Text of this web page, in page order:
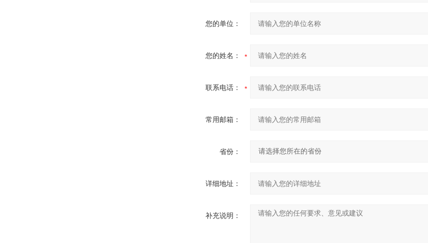
您的单位：
您的姓名：
联系电话：
常用邮箱：
省份：
详细地址：
补充说明：